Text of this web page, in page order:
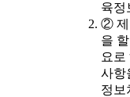
육정
② 제
을
요로
사항
정보